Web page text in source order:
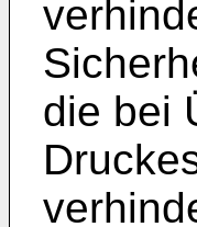
die bei